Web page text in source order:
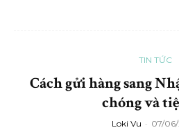
TIN TỨC
Cách gửi hàng sang
chóng và
Loki Vu - 07/